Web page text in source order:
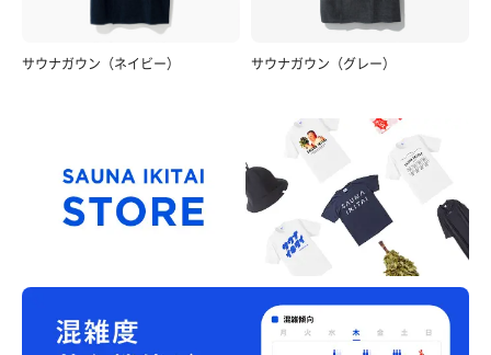
サウナガウン（ネイビー） サウナガウン（グレー）